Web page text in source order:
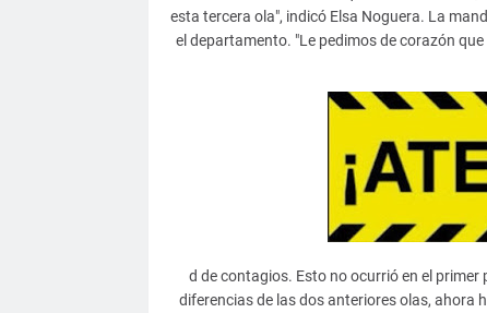
esta tercera ola", indicó Elsa Noguera. La
el departamento. "Le pedimos de corazón
d de contagios. Esto no ocurrió en el primer
diferencias de las dos anteriores olas, ahora